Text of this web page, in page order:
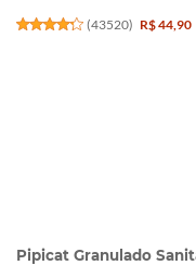
(43520) R$ 44,90
Pipicat Granulado